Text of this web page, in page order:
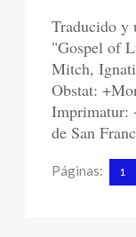
Traducido y
"Gospel of
Mitch,
Obstat:
Imprimatur:
de San
Páginas: 1